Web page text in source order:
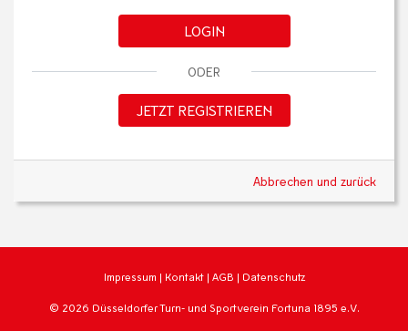
LOGIN
ODER
JETZT REGISTRIEREN
Abbrechen und zurück
Impressum | Kontakt | AGB | Datenschutz
© 2026 Düsseldorfer Turn- und Sportverein Fortuna 1895 e.V.